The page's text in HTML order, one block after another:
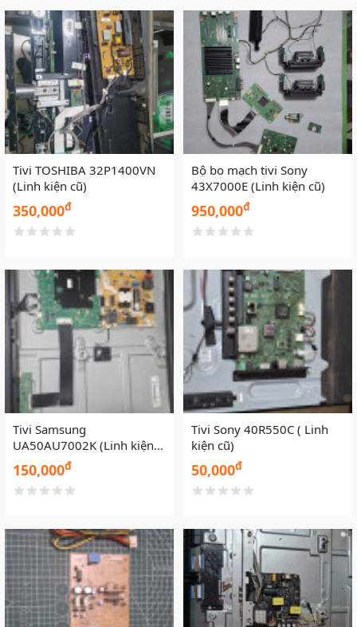
Tivi TOSHIBA 32P1400VN
(Linh kiện cũ)
350,000đ
Bộ bo mạch tivi Sony
43X7000E (Linh kiện cũ)
950,000đ
Tivi Samsung
UA50AU7002K (Linh kiện
150,000đ
Tivi Sony 40R550C ( Linh
kiện cũ)
50,000đ